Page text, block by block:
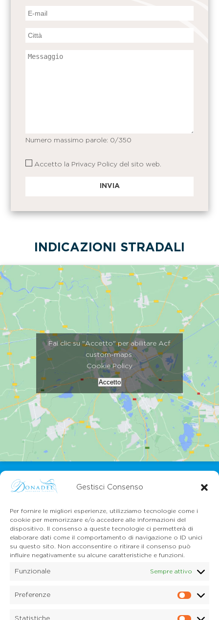
Gestisci Consenso
Per fornire le migliori esperienze, utilizziamo tecnologie come i
cookie per memorizzare e/o accedere alle informazioni del
dispositivo. Il consenso a queste tecnologie ci permetterà di
elaborare dati come il comportamento di navigazione o ID unici
su questo sito. Non acconsentire o ritirare il consenso può
influire negativamente su alcune caratteristiche e funzioni.
Funzionale Sempre attivo
Preferenze
Statistiche
Numero massimo parole: 0/350
Accetto la Privacy Policy del sito web.
INDICAZIONI STRADALI
Fai clic su "Accetto" per abilitare Acf
custom-maps
Cookie Policy
Accetto
CONTATTI
Mail:info@onoranzefunebridonadel.it
Cell.336 200212
Cell.349 3056496